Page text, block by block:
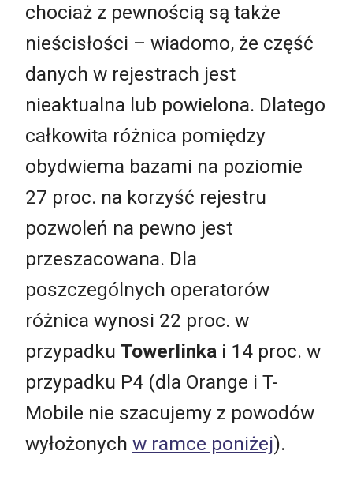
chociaż z pewnością są także
nieścisłości – wiadomo, że część
danych w rejestrach jest
nieaktualna lub powielona. Dlatego
całkowita różnica pomiędzy
obydwiema bazami na poziomie
27 proc. na korzyść rejestru
pozwoleń na pewno jest
przeszacowana. Dla
poszczególnych operatorów
różnica wynosi 22 proc. w
przypadku Towerlinka i 14 proc. w
przypadku P4 (dla Orange i T-
Mobile nie szacujemy z powodów
wyłożonych w ramce poniżej).